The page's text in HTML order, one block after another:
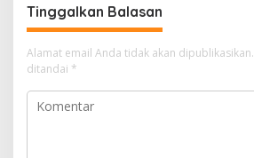
s
i
p
o
s
Tinggalkan Balasan
Alamat email Anda tidak akan dipublikasikan.
ditandai *